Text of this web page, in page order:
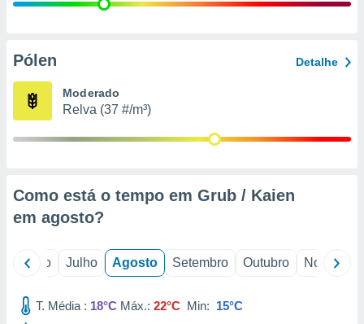
e
de
Pólen Detalhe
Moderado
Relva (37 #/m³)
Como está o tempo em Grub / Kaien
em agosto?
Junho Julho Agosto Setembro Outubro Novembro
T. Média : 18°C Máx.: 22°C Min: 15°C